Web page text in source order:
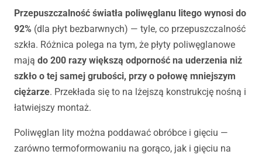
Przepuszczalność światła poliwęglanu litego wynosi do
92% (dla płyt bezbarwnych) — tyle, co przepuszczalność
szkła. Różnica polega na tym, że płyty poliwęglanowe
mają do 200 razy większą odporność na uderzenia niż
szkło o tej samej grubości, przy o połowę mniejszym
ciężarze. Przekłada się to na lżejszą konstrukcję nośną i
łatwiejszy montaż.
Poliwęglan lity można poddawać obróbce i gięciu —
zarówno termoformowaniu na gorąco, jak i gięciu na